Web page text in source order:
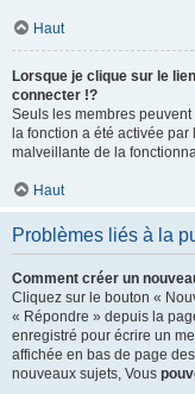
Haut
Lorsque je clique sur le lien
connecter !?
Seuls les membres
la fonction a été activée
malveillante de la
Haut
Problèmes liés à la
Comment créer un
Cliquez sur le bouton «
« Répondre » depuis la
enregistré pour écrire un
affichée en bas de page
nouveaux sujets, Vous